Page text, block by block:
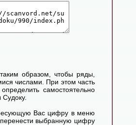
образом, чтобы ряды,
числами. При этом часть
самостоятельно
Вас цифру в меню
выбранную цифру